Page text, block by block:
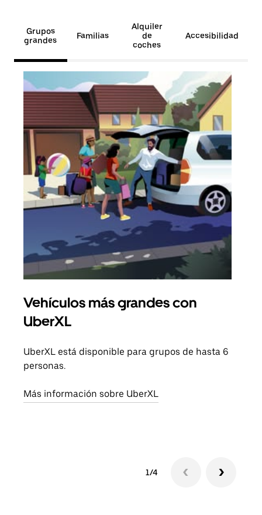
Grupos
grandes
Familias
Alquiler
de
coches
Accesibilidad
Vehículos más grandes con
UberXL
UberXL está disponible para grupos de hasta 6
personas.
Más información sobre UberXL
1/4